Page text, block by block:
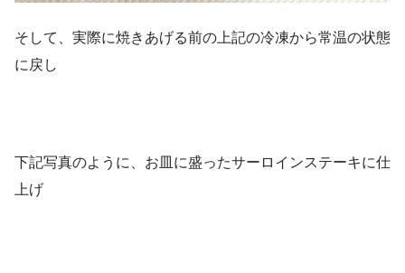
そして、実際に焼きあげる前の上記の冷凍から常温の状態
に戻し
下記写真のように、お皿に盛ったサーロインステーキに仕
上げ